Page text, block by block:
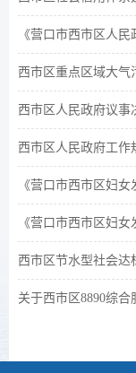
西市区人民政府议事
西市区人民政府工作